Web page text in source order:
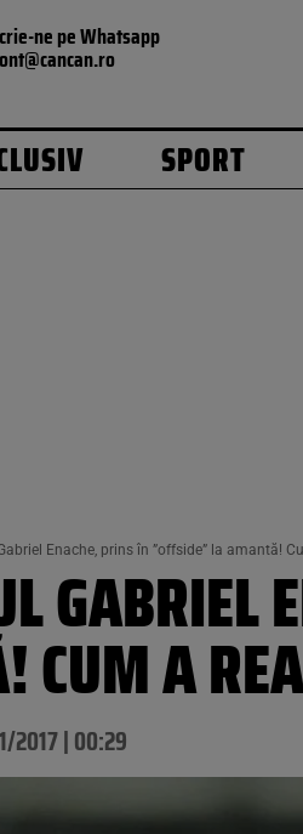
ne pe Whatsapp
SPORT
Enache, prins în ”offside” la amantă!
GABRIEL
A
2017 | 00:29